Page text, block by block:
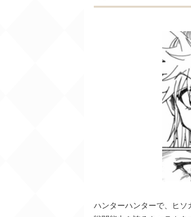
ハンターハンターで、ヒソ